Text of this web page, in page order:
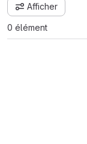
Afficher
0 élément